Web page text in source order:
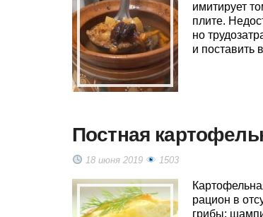
имитирует
плите.
но
и поставить
Постная
18 июня 2019 1503
рацион в
грибы: